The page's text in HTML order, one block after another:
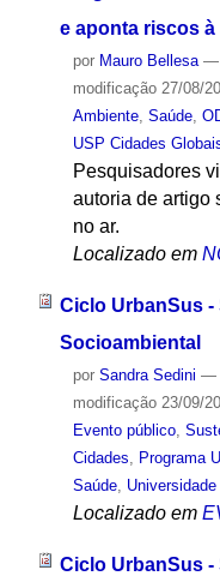
e aponta riscos à
por Mauro Bellesa —
modificação27/08/
Ambiente, Saúde,
USP Cidades
Pesquisadores
autoria de artigo
no ar.
Localizado em
Ciclo UrbanSus
Socioambiental
por Sandra Sedini —
modificação23/09/
Evento público,
Cidades, Programa
Saúde, Universidade
Localizado em
Ciclo UrbanSus